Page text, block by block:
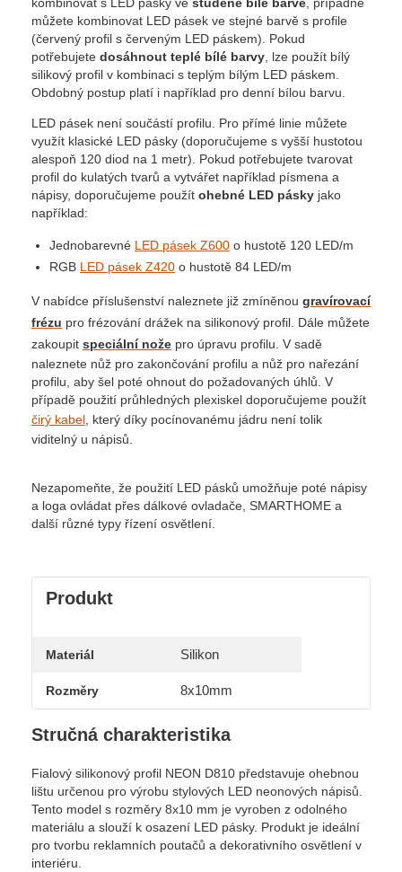
kombinovat s LED pásky ve studeně bílé barvě, případně
můžete kombinovat LED pásek ve stejné barvě s profile
(červený profil s červeným LED páskem). Pokud
potřebujete dosáhnout teplé bílé barvy, lze použít bílý
silikový profil v kombinaci s teplým bílým LED páskem.
Obdobný postup platí i například pro denní bílou barvu.
LED pásek není součástí profilu. Pro přímé linie můžete
využít klasické LED pásky (doporučujeme s vyšší hustotou
alespoň 120 diod na 1 metr). Pokud potřebujete tvarovat
profil do kulatých tvarů a vytvářet například písmena a
nápisy, doporučujeme použít ohebné LED pásky jako
například:
Jednobarevné LED pásek Z600 o hustotě 120 LED/m
RGB LED pásek Z420 o hustotě 84 LED/m
V nabídce příslušenství naleznete již zmíněnou gravírovací
frézu pro frézování drážek na silikonový profil. Dále můžete
zakoupit speciální nože pro úpravu profilu. V sadě
naleznete nůž pro zakončování profilu a nůž pro nařezání
profilu, aby šel poté ohnout do požadovaných úhlů. V
případě použití průhledných plexiskel doporučujeme použít
čirý kabel, který díky pocínovanému jádru není tolik
viditelný u nápisů.
Nezapomeňte, že použití LED pásků umožňuje poté nápisy
a loga ovládat přes dálkové ovladače, SMARTHOME a
další různé typy řízení osvětlení.
Produkt
Materiál Silikon
Rozměry 8x10mm
Stručná charakteristika
Fialový silikonový profil NEON D810 představuje ohebnou
lištu určenou pro výrobu stylových LED neonových nápisů.
Tento model s rozměry 8x10 mm je vyroben z odolného
materiálu a slouží k osazení LED pásky. Produkt je ideální
pro tvorbu reklamních poutačů a dekorativního osvětlení v
interiéru.